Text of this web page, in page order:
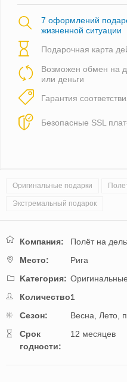
7 оформлений
жизненной ситуации
Подарочная карта
Возможен обмен на
или деньги
Гарантия
Безопасные SSL
Оригинальные подарки
Экстремальный подарок
Компания:
Полёт на
Mестo:
Рига
Kатегория:
Количество:1
Cезон:
Весна, Лето,
Cрок
годности:
12 месяцев